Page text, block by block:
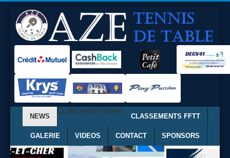
NEWS
CLUBCHAMPIONNAT
CLASSEMENTS FFTT
GALERIE VIDEOS CONTACT SPONSORS